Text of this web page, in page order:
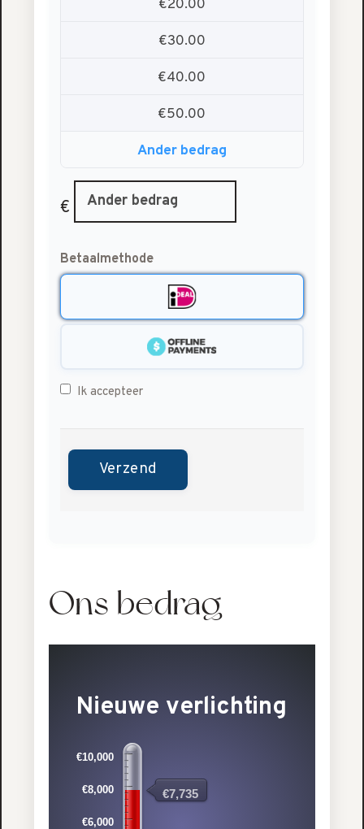
€20.00
€30.00
€40.00
€50.00
Ander bedrag
€
Betaalmethode
Ik accepteer
Ons bedrag
Nieuwe verlichting
€10,000
€8,000
€6,000
€7,735